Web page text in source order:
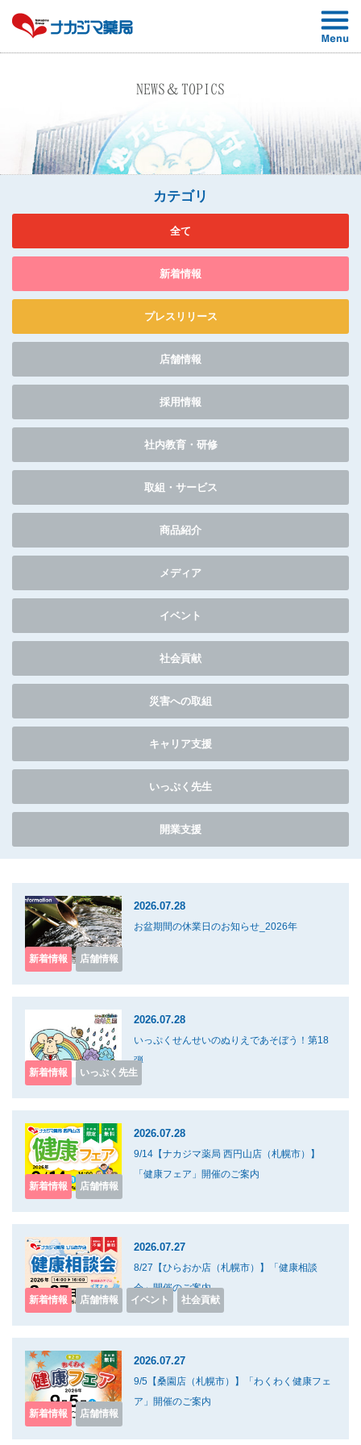
NEWS＆TOPICS
カテゴリ
全て
新着情報
プレスリリース
店舗情報
採用情報
社内教育・研修
取組・サービス
商品紹介
メディア
イベント
社会貢献
災害への取組
キャリア支援
いっぷく先生
開業支援
2026.07.28
お盆期間の休業日のお知らせ_2026年
新着情報 店舗情報
2026.07.28
いっぷくせんせいのぬりえであそぼう！第18
弾
新着情報
いっぷく先生
2026.07.28
9/14【ナカジマ薬局 西円山店（札幌市）】
「健康フェア」開催のご案内
新着情報
店舗情報
2026.07.27
8/27【ひらおか店（札幌市）】「健康相談
会」開催のご案内
新着情報
店舗情報 イベント 社会貢献
2026.07.27
9/5【桑園店（札幌市）】「わくわく健康フェ
ア」開催のご案内
新着情報
店舗情報